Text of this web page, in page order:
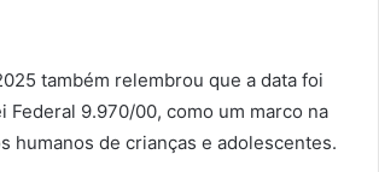
também relembrou que a data foi
Federal 9.970/00, como um marco na
humanos de crianças e adolescentes.